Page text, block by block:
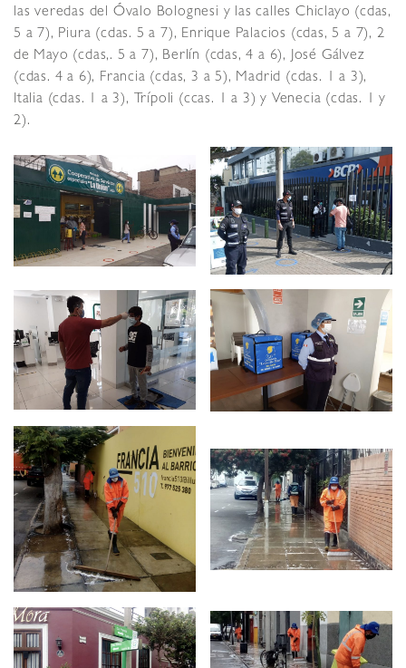
las veredas del Óvalo Bolognesi y las calles Chiclayo (cdas,
5 a 7), Piura (cdas. 5 a 7), Enrique Palacios (cdas, 5 a 7), 2
de Mayo (cdas,. 5 a 7), Berlín (cdas, 4 a 6), José Gálvez
(cdas. 4 a 6), Francia (cdas, 3 a 5), Madrid (cdas. 1 a 3),
Italia (cdas. 1 a 3), Trípoli (ccas. 1 a 3) y Venecia (cdas. 1 y
2).